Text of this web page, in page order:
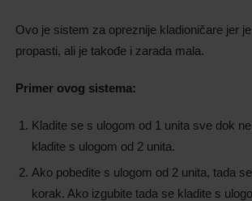
Ovo je sistem za opreznije kladioničare jer
propasti, ali je takođe i zarada mala.
Primer ovog sistema:
Kladite se s ulogom od 1 unita sve dok
kladite s ulogom od 2 unita.
Ako pobedite s ulogom od 2 unita, tada
korak. Ako izgubite tada se kladite s